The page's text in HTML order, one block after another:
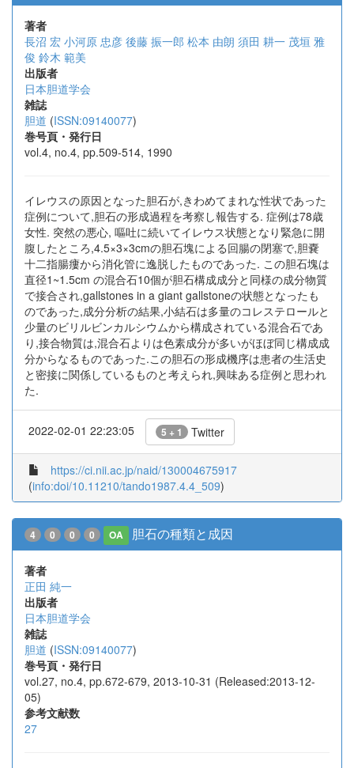
著者
長沼 宏 小河原 忠彦 後藤 振一郎 松本 由朗 須田 耕一 茂垣 雅
俊 鈴木 範美
出版者
日本胆道学会
雑誌
胆道 (ISSN:09140077)
巻号頁・発行日
vol.4, no.4, pp.509-514, 1990
イレウスの原因となった胆石が,きわめてまれな性状であった
症例について,胆石の形成過程を考察し報告する. 症例は78歳
女性. 突然の悪心, 嘔吐に続いてイレウス状態となり緊急に開
腹したところ,4.5×3×3cmの胆石塊による回腸の閉塞で,胆嚢
十二指腸瘻から消化管に逸脱したものであった. この胆石塊は
直径1~1.5cm の混合石10個が胆石構成成分と同様の成分物質
で接合され,gallstones in a giant gallstoneの状態となったも
のであった,成分分析の結果,小結石は多量のコレステロールと
少量のビリルビンカルシウムから構成されている混合石であ
り,接合物質は,混合石よりは色素成分が多いがほぼ同じ構成成
分からなるものであった.この胆石の形成機序は患者の生活史
と密接に関係しているものと考えられ,興味ある症例と思われ
た.
2022-02-01 22:23:05 5 + 1 Twitter
https://ci.nii.ac.jp/naid/130004675917
(info:doi/10.11210/tando1987.4.4_509)
4 0 0 0 OA 胆石の種類と成因
著者
正田 純一
出版者
日本胆道学会
雑誌
胆道 (ISSN:09140077)
巻号頁・発行日
vol.27, no.4, pp.672-679, 2013-10-31 (Released:2013-12-
05)
参考文献数
27